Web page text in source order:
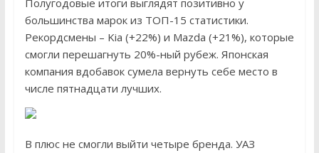
Полугодовые итоги выглядят позитивно у
большинства марок из ТОП-15 статистики.
Рекордсмены – Kia (+22%) и Mazda (+21%), которые
смогли перешагнуть 20%-ный рубеж. Японская
компания вдобавок сумела вернуть себе место в
числе пятнадцати лучших.
В плюс не смогли выйти четыре бренда. УАЗ